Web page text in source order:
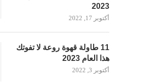
2023
أكتوبر 17, 2022
11 طاولة قهوة روعة لا تفوتك
هذا العام 2023
أكتوبر 3, 2022